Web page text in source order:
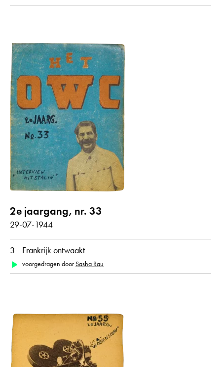
2e jaargang, nr. 33
29-07-1944
3 Frankrijk ontwaakt
voorgedragen doorSasha Rau